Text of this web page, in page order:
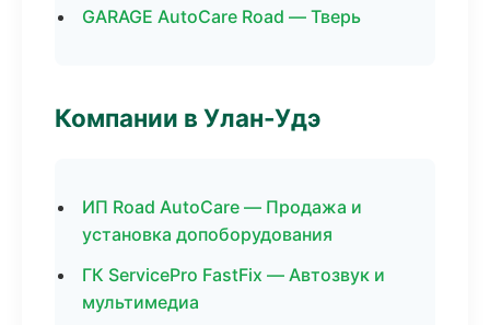
GARAGE AutoCare Road — Тверь
Компании в Улан-Удэ
ИП Road AutoCare — Продажа и
установка допоборудования
ГК ServicePro FastFix — Автозвук и
мультимедиа